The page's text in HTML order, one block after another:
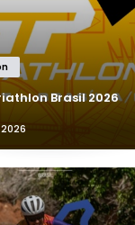
Brasil 2026